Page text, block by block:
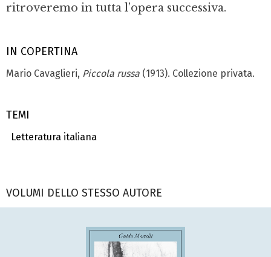
IN COPERTINA
Mario Cavaglieri, Piccola russa (1913). Collezione privata.
TEMI
Letteratura italiana
ritroveremo in tutta l’opera successiva.
VOLUMI DELLO STESSO AUTORE